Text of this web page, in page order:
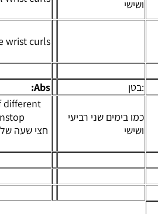
פרקים
Abs: :בטן
Half hour of variaity of different
execises, done nonstop.
חצי שעה של תרגילים שונים לבטן כמעט